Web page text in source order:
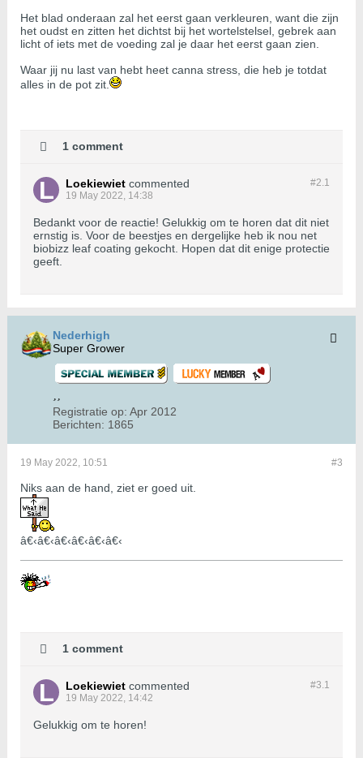
Het blad onderaan zal het eerst gaan verkleuren, want die zijn
het oudst en zitten het dichtst bij het wortelstelsel, gebrek aan
licht of iets met de voeding zal je daar het eerst gaan zien.
Waar jij nu last van hebt heet canna stress, die heb je totdat
alles in de pot zit.
1 comment
#2.1
Loekiewiet commented
19 May 2022, 14:38
Bedankt voor de reactie! Gelukkig om te horen dat dit niet
ernstig is. Voor de beestjes en dergelijke heb ik nou net
biobizz leaf coating gekocht. Hopen dat dit enige protectie
geeft.
Nederhigh
Super Grower
Registratie op: Apr 2012
Berichten: 1865
#3
19 May 2022, 10:51
Niks aan de hand, ziet er goed uit.
â€‹â€‹â€‹â€‹â€‹â€‹
1 comment
#3.1
Loekiewiet commented
19 May 2022, 14:42
Gelukkig om te horen!